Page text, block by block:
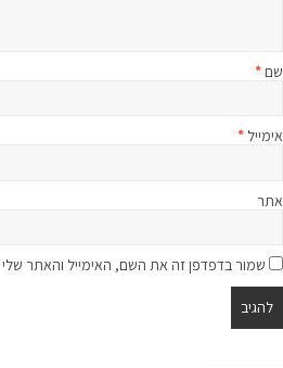
שם*
אימייל *
אתר
שמור בדפדפן זה את השם, האימייל והאתר